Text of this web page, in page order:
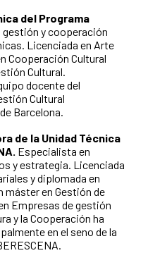
del Programa
y cooperación
Licenciada en Arte
Cooperación Cultural
Cultural.
docente del
Cultural
Barcelona.
de la Unidad Técnica
Especialista en
y estrategia. Licenciada
y diplomada en
máster en Gestión de
Empresas de gestión
y la Cooperación ha
en el seno de la